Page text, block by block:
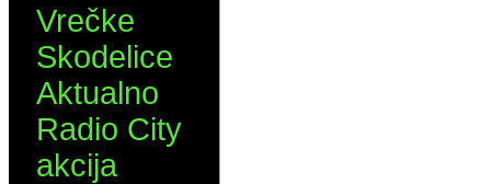
Vrečke
Skodelice
Aktualno
Radio City
akcija